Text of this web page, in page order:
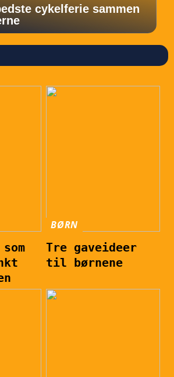
cykelferie sammen
BØRN
Tre gaveideer
til børnene